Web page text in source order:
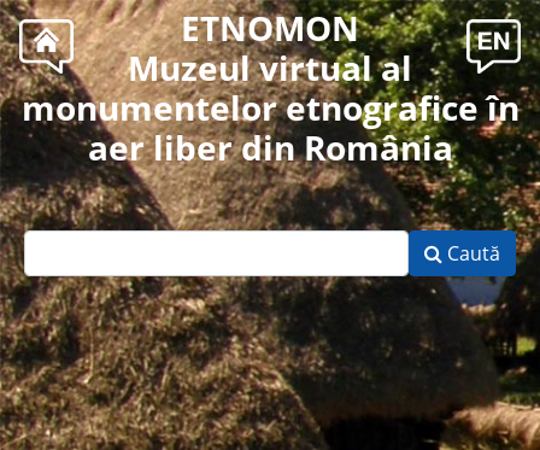
ETNOMON
Muzeul virtual al
monumentelor etnografice în
aer liber din România
Caută